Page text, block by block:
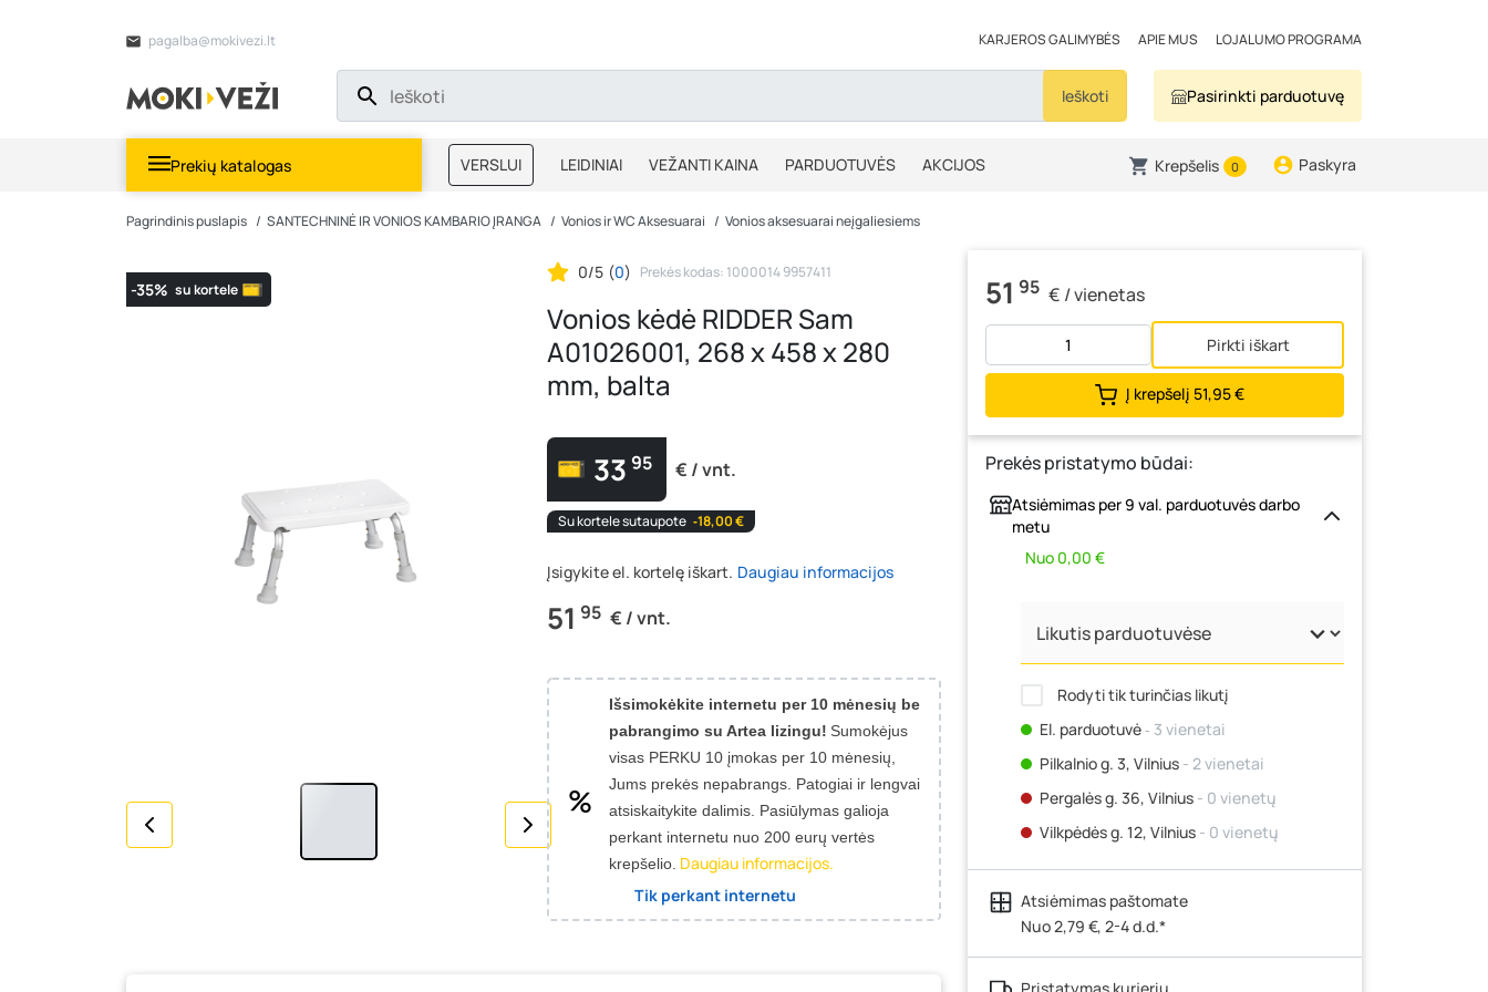
pagalba@mokivezi.lt KARJEROS GALIMYBĖS APIE MUS LOJALUMO PROGRAMA
Ieškoti Pasirinkti parduotuvę
Prekių katalogas VERSLUI LEIDINIAI VEŽANTI KAINA PARDUOTUVĖS AKCIJOS
MOKIBLOGAS IŠPARDAVIMAS
Krepšelis 0 Paskyra
Pagrindinis puslapis SANTECHNINĖ IR VONIOS KAMBARIO ĮRANGA Vonios ir WC Aksesuarai Vonios aksesuarai neįgaliesiems
-35% su kortele
0/5 (0) Prekės kodas: 1000014 9957411
Vonios kėdė RIDDER Sam
A01026001, 268 x 458 x 280
mm, balta
33 95 € / vnt.
Su kortele sutaupote ‐18,00 €
Įsigykite el. kortelę iškart. Daugiau informacijos
51 95 € / vnt.
Išsimokėkite internetu per 10 mėnesių be
pabrangimo su Artea lizingu! Sumokėjus
visas PERKU 10 įmokas per 10 mėnesių,
Jums prekės nepabrangs. Patogiai ir lengvai
atsiskaitykite dalimis. Pasiūlymas galioja
perkant internetu nuo 200 eurų vertės
krepšelio. Daugiau informacijos.
Tik perkant internetu
51 95 € / vienetas
Pirkti iškart
Į krepšelį 51,95 €
Prekės pristatymo būdai:
Atsiėmimas per 9 val. parduotuvės darbo
metu
Nuo 0,00 €
Rodyti tik turinčias likutį
El. parduotuvė‐ 3 vienetai
Pilkalnio g. 3, Vilnius - 2 vienetai
Pergalės g. 36, Vilnius - 0 vienetų
Vilkpėdės g. 12, Vilnius - 0 vienetų
Ateities g. 15, Vilnius- 0 vienetų
Kauno r., Narsiečių k., Vytauto g. 183,
Kaunas- 3 vienetai
Šilutės pl. 83A, Klaipėda- 0 vienetų
Atsiėmimas paštomate
Nuo 2,79 €, 2-4 d.d.*